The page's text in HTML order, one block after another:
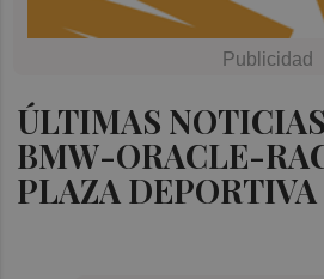
ÚLTIMAS
BMW-ORACLE-
PLAZA DEPORTIVA